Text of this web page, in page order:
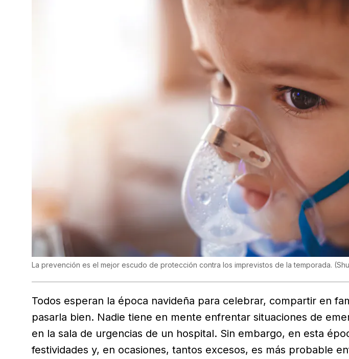
La prevención es el mejor escudo de protección contra los imprevistos de la temporada. (
Todos esperan la época navideña para celebrar, compartir en
pasarla bien. Nadie tiene en mente enfrentar situaciones de
en la sala de urgencias de un hospital. Sin embargo, en esta
festividades y, en ocasiones, tantos excesos, es más probable